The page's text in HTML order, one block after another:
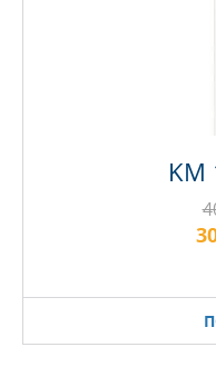
KM